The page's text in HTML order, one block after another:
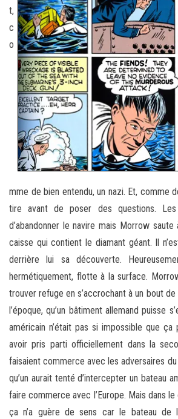
t,
c
o
mme de bien entendu, un nazi. Et, comme
tire avant de poser des questions. Les
d’abandonner le navire mais Morrow
caisse qui contient le diamant géant. Il
derrière lui sa découverte.
hermétiquement, flotte à la surface.
trouver refuge en s’accrochant à un bout
l’époque, qu’un bâtiment allemand puisse
américain n’était pas si impossible que ça
avoir pris parti officiellement dans la
faisaient commerce avec les adversaires
qu’un aurait tenté d’intercepter un bateau
faire commerce avec l’Europe. Mais dans
ça n’a guère de sens car le bateau de